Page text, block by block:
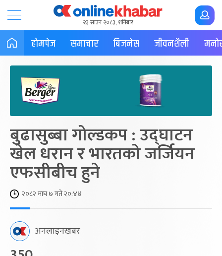
२३ साउन २०८३, शनिबार
होमपेज समाचार बिजनेस जीवनशैली
बुढासुब्बा गोल्डकप : उद्घाटन
खेल धरान र भारतको जर्जियन
एफसीबीच हुने
२०८२ माघ ७ गते २०:४४
अनलाइनखबर